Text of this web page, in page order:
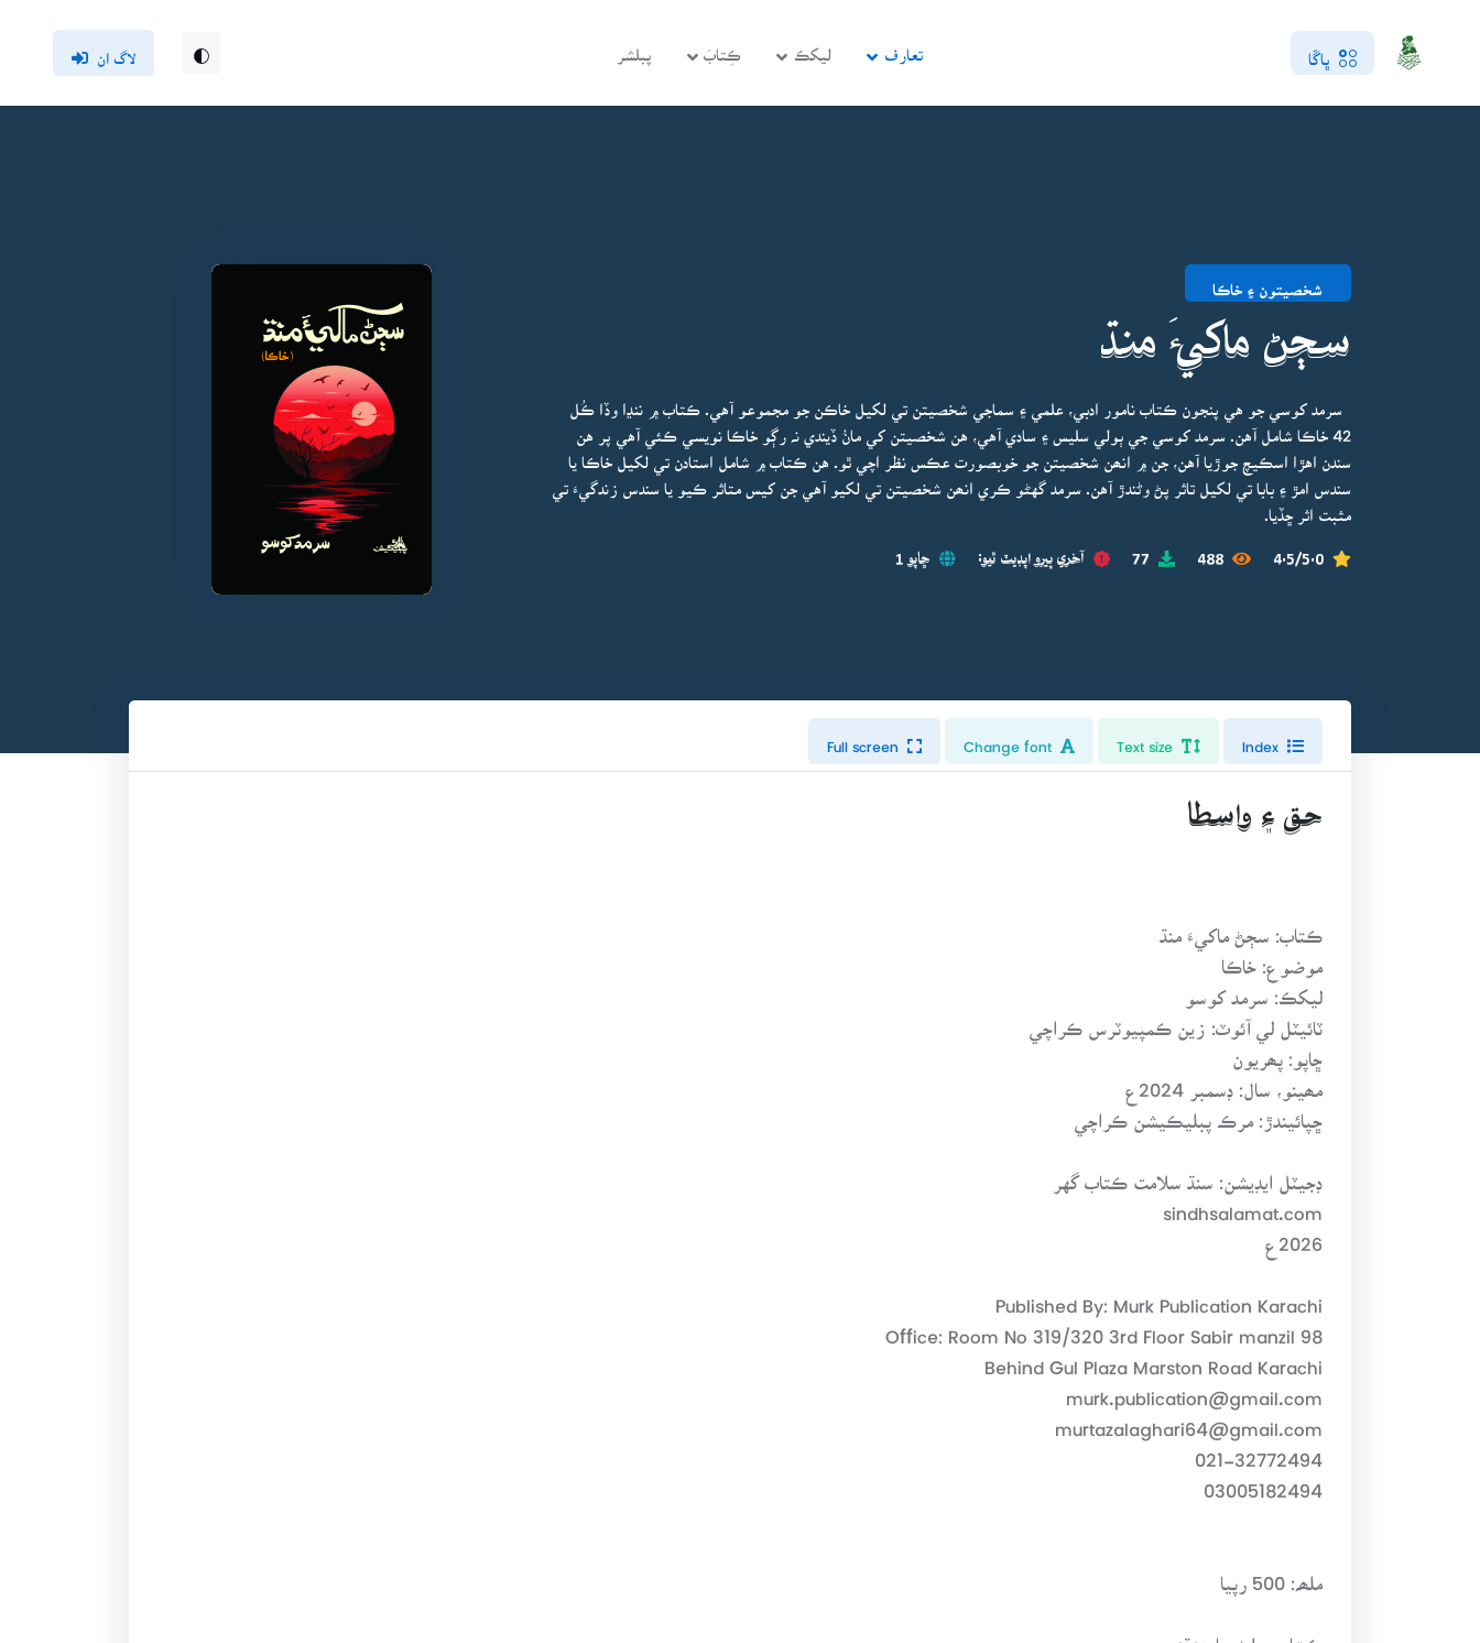
ڀاڱا تعارف ليکڪ ڪِتابَ پبلشر لاگ ان
شخصيتون ۽ خاڪا
سڄڻ ماکيءَ منڌ
سرمد کوسي جو هي پنجون ڪتاب نامور ادبي، علمي ۽ سماجي شخصيتن تي لکيل خاڪن جو مجموعو آهي. ڪتاب ۾ ننڍا وڏا ڪُل
42 خاڪا شامل آهن. سرمد کوسي جي ٻولي سليس ۽ سادي آهي، هن شخصيتن کي مانُ ڏيندي نہ رڳو خاڪا نويسي ڪئي آهي پر هن
سندن اهڙا اسڪيچ جوڙيا آهن، جن ۾ انھن شخصيتن جو خوبصورت عڪس نظر اچي ٿو. هن ڪتاب ۾ شامل استادن تي لکيل خاڪا يا
سندس امڙ ۽ بابا تي لکيل تاثر پڻ وڻندڙ آهن. سرمد گهڻو ڪري انھن شخصيتن تي لکيو آهي جن کيس متاثر ڪيو يا سندس زندگيءَ تي
مثبت اثر ڇڏيا.
4.5/5.0
488
77 آخري ڀيرو اپڊيٽ ٿيو: ڇاپو 1
Text size
Change font
حق ۽ واسطا
ڪتاب: سڄڻ ماکيءَ منڌ
موضوع: خاڪا
ليکڪ: سرمد کوسو
ٽائيٽل لي آئوٽ: زين ڪمپيوٽرس ڪراچي
ڇاپو: پھريون
مھينو، سال: ڊسمبر 2024ع
ڇپائيندڙ: مرڪ پبليڪيشن ڪراچي
ڊجيٽل ايڊيشن: سنڌ سلامت ڪتاب گهر
Office: Room No 319/320 3rd Floor Sabir manzil 98
murk.publication@gmail.com
murtazalaghari64@gmail.com
021-32772494
03005182494
ملھہ: 500 رپيا
ڪـتـابـن ملـڻ جـا هـنـڌ: